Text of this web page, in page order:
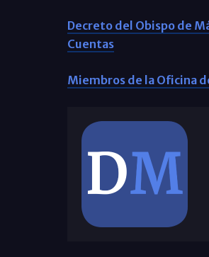
Decreto del Obispo de
Cuentas
Miembros de la Oficina